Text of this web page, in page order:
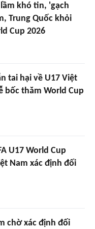
lầm khó tin, 'gạch
Trung Quốc khỏi
Cup 2026
tai hại về U17 Việt
bốc thăm World Cup
U17 World Cup
Nam xác định đối
chờ xác định đối